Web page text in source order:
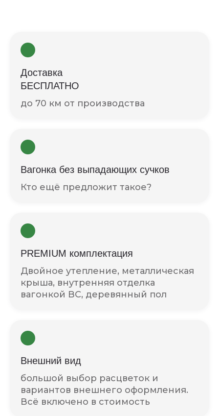
Доставка
БЕСПЛАТНО
до 70 км от производства
Вагонка без выпадающих сучков
Кто ещё предложит такое?
PREMIUM комплектация
Двойное утепление, металлическая
крыша, внутренняя отделка
вагонкой BC, деревянный пол
Внешний вид
большой выбор расцветок и
вариантов внешнего оформления.
Всё включено в стоимость